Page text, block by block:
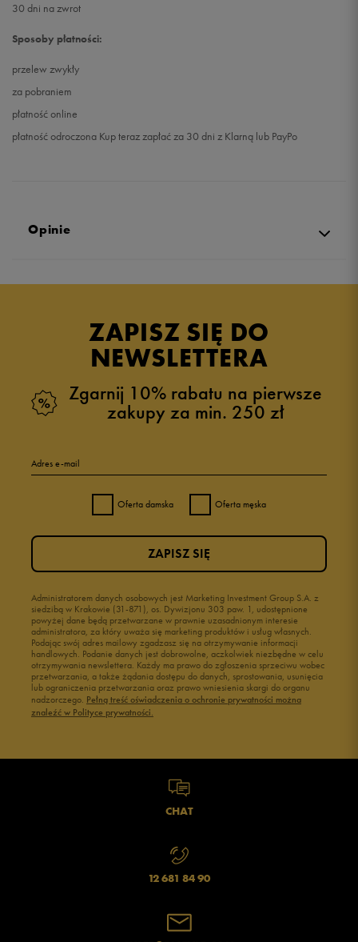
30 dni na zwrot
Sposoby płatności:
przelew zwykły
za pobraniem
płatność online
płatność odroczona Kup teraz zapłać za 30 dni z Klarną lub PayPo
Opinie
ZAPISZ SIĘ DO
NEWSLETTERA
Zgarnij 10% rabatu na pierwsze
zakupy za min. 250 zł
Adres e-mail
Oferta damska Oferta męska
Administratorem danych osobowych jest Marketing Investment Group S.A. z
siedzibą w Krakowie (31-871), os. Dywizjonu 303 paw. 1, udostępnione
powyżej dane będą przetwarzane w prawnie uzasadnionym interesie
administratora, za który uważa się marketing produktów i usług własnych.
Podając swój adres mailowy zgadzasz się na otrzymywanie informacji
handlowych. Podanie danych jest dobrowolne, aczkolwiek niezbędne w celu
otrzymywania newslettera. Każdy ma prawo do zgłoszenia sprzeciwu wobec
przetwarzania, a także żądania dostępu do danych, sprostowania, usunięcia
lub ograniczenia przetwarzania oraz prawo wniesienia skargi do organu
nadzorczego. Pełną treść oświadczenia o ochronie prywatności można
znaleźć w Polityce prywatności.
ZAPISZ SIĘ
CHAT
12 681 84 90